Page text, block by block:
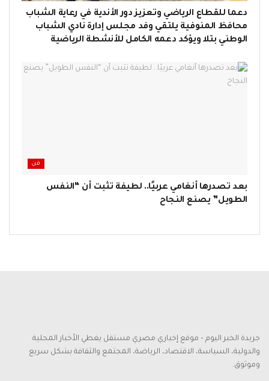
دعما للقطاع الرياضي وتعزيز دور الأندية في رعاية الشباب
محافظ المنوفية يلتقي وفد مجلس إدارة نادي الشباب
الوطني بتلا ويؤكد دعمه الكامل للأنشطة الرياضية
فن
بعد تصدرها أنغامي عربيًا.. لطيفة تثبت أن “النفس
الطويل” يصنع النجاح
جريدة الخبر اليوم – موقع إخباري مصري مستقل يغطي الأخبار المحلية
والدولية، السياسة، الاقتصاد، الرياضة، المجتمع والثقافة بشكل سريع
وموثوق.